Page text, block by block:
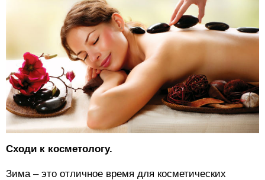
Сходи к косметологу.
Зима – это отличное время для косметических